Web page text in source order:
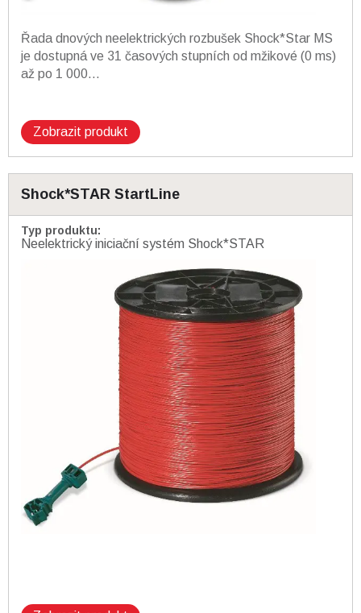
Řada dnových neelektrických rozbušek Shock*Star MS
je dostupná ve 31 časových stupních od mžikové (0 ms)
až po 1 000...
Zobrazit produkt
Shock*STAR StartLine
Typ produktu:
Neelektrický iniciační systém Shock*STAR